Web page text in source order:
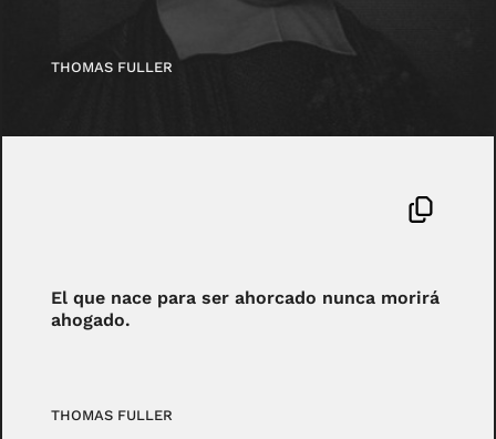
THOMAS FULLER
El que nace para ser ahorcado nunca morirá
ahogado.
THOMAS FULLER